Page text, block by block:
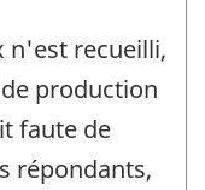
n'est recueilli,
production
faute de
répondants,